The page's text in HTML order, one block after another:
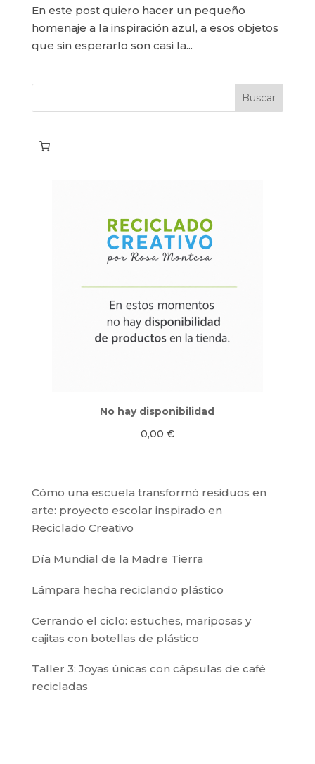
En este post quiero hacer un pequeño
homenaje a la inspiración azul, a esos objetos
que sin esperarlo son casi la...
No hay disponibilidad
0,00 €
Cómo una escuela transformó residuos en
arte: proyecto escolar inspirado en
Reciclado Creativo
Día Mundial de la Madre Tierra
Lámpara hecha reciclando plástico
Cerrando el ciclo: estuches, mariposas y
cajitas con botellas de plástico
Taller 3: Joyas únicas con cápsulas de café
recicladas